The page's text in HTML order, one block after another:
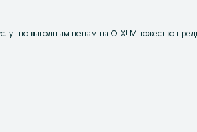
по выгодным ценам на OLX! Множество